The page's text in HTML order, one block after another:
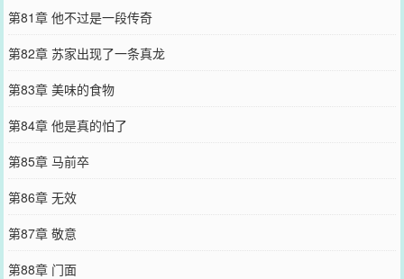
第81章 他不过是一段传奇
第82章 苏家出现了一条真龙
第83章 美味的食物
第84章 他是真的怕了
第85章 马前卒
第86章 无效
第87章 敬意
第88章 门面